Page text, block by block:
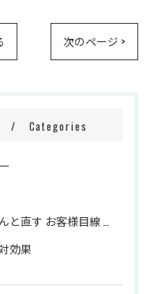
次のページ >
Categories
お客様目線 信頼 修理品質
効果